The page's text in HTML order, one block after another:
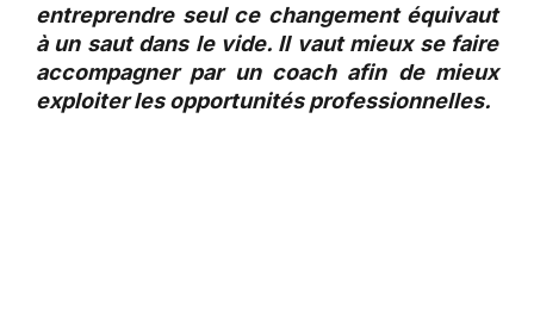
entreprendre seul ce changement équivaut
à un saut dans le vide. Il vaut mieux se faire
accompagner par un coach afin de mieux
exploiter les opportunités professionnelles.